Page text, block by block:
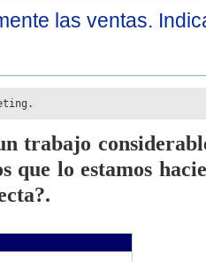
las ventas.
trabajo
que lo estamos